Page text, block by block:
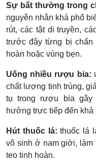
Sự bất thường trong
nguyên nhân khá phổ
rút, các tật di truyền,
trước đây từng bị chấn
hoàn hoặc vùng bẹn.
Uống nhiều rượu bia:
chất lượng tinh trùng,
tụ trong rượu bia
hưởng trực tiếp đến
Hút thuốc lá: thuốc lá
vô sinh ở nam giới, làm
teo tinh hoàn.